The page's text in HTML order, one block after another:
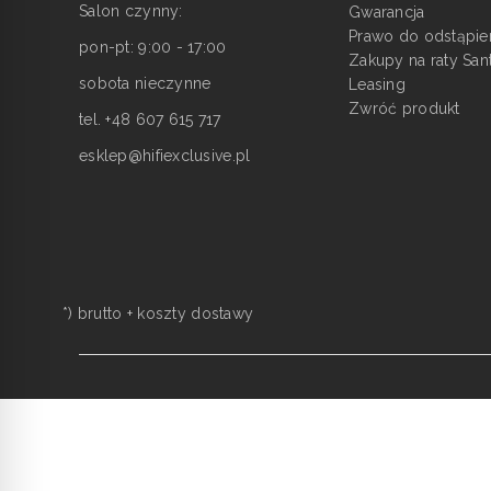
Salon czynny:
pon-pt: 9:00 - 17:00
sobota nieczynne
tel. +48 607 615 717
esklep@hifiexclusive.pl
Gwarancja
Prawo do
Zakupy na raty
Leasing
Zwróć produkt
*) brutto + koszty dostawy